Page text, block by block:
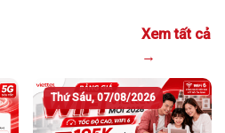
Xem tất cả
→
Thứ Sáu, 07/08/2026